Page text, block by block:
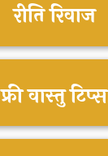
रीति रिवाज
फ्री वास्तु टिप्स